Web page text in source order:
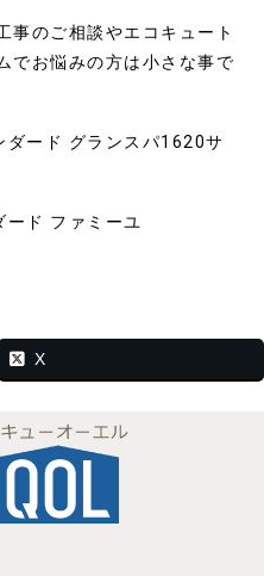
事のご相談やエコキュート
でお悩みの方は小さな事で
ード グランスパ1620サ
ド ファミーユ
X